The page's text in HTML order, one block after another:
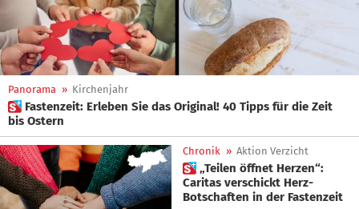
Panorama » Kirchenjahr
 Fastenzeit: Erleben Sie das Original! 40 Tipps für die Zeit
bis Ostern
Chronik » Aktion Verzicht
 „Teilen öffnet Herzen“:
Caritas verschickt Herz-
Botschaften in der Fastenzeit